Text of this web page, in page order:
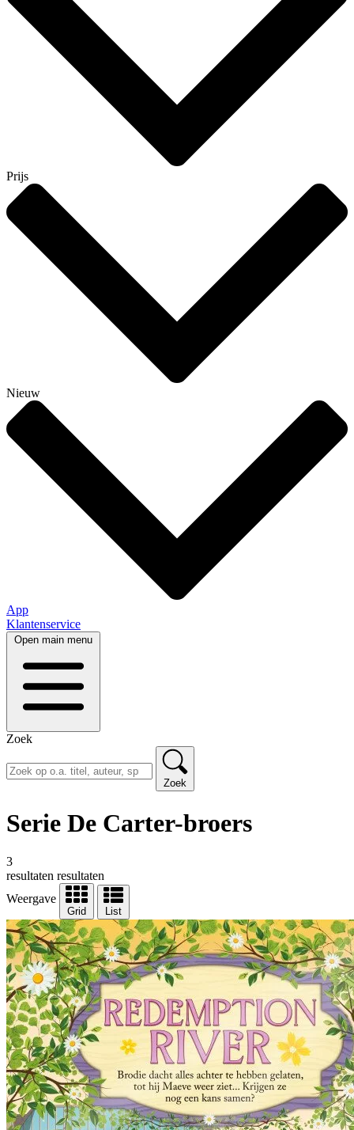
Prijs
Nieuw
App
Klantenservice
Open main menu
Zoek
Zoek
Serie De Carter-broers
3
resultaten resultaten
Weergave
Grid List